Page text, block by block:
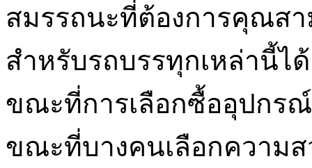
สมรรถนะที่ต้องการคุณส
สำหรับรถบรรทุกเหล่านี้
ขณะที่การเลือกซื้ออุปกร
ขณะที่บางคนเลือกความ